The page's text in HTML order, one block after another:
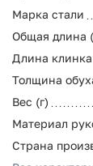
Марка стали
Общая длина
Длина
Толщина
Вес (г)
Материал
Страна